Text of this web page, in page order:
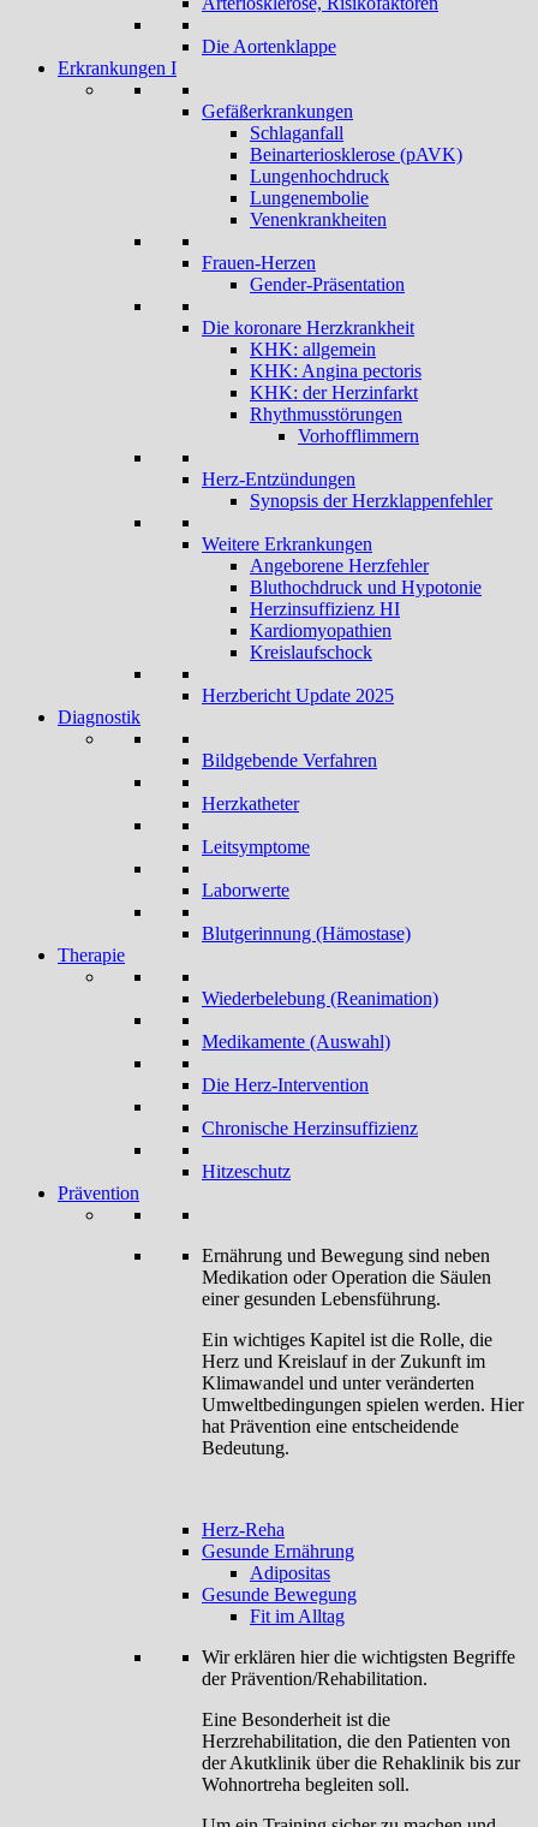
Die Aortenklappe
Erkrankungen I
Gefäßerkrankungen
Schlaganfall
Beinarteriosklerose (pAVK)
Lungenhochdruck
Lungenembolie
Venenkrankheiten
Frauen-Herzen
Gender-Präsentation
Die koronare Herzkrankheit
KHK: allgemein
KHK: Angina pectoris
KHK: der Herzinfarkt
Rhythmusstörungen
Vorhofflimmern
Herz-Entzündungen
Synopsis der Herzklappenfehler
Weitere Erkrankungen
Angeborene Herzfehler
Bluthochdruck und Hypotonie
Herzinsuffizienz HI
Kardiomyopathien
Kreislaufschock
Herzbericht Update 2025
Diagnostik
Bildgebende Verfahren
Herzkatheter
Leitsymptome
Laborwerte
Blutgerinnung (Hämostase)
Therapie
Wiederbelebung (Reanimation)
Medikamente (Auswahl)
Die Herz-Intervention
Chronische Herzinsuffizienz
Hitzeschutz
Prävention
Ernährung und Bewegung sind neben
Medikation oder Operation die Säulen
einer gesunden Lebensführung.
Ein wichtiges Kapitel ist die Rolle, die
Herz und Kreislauf in der Zukunft im
Klimawandel und unter veränderten
Umweltbedingungen spielen werden. Hier
hat Prävention eine entscheidende
Bedeutung.
Herz-Reha
Gesunde Ernährung
Adipositas
Gesunde Bewegung
Fit im Alltag
Wir erklären hier die wichtigsten Begriffe
der Prävention/Rehabilitation.
Eine Besonderheit ist die
Herzrehabilitation, die den Patienten von
der Akutklinik über die Rehaklinik bis zur
Wohnortreha begleiten soll.